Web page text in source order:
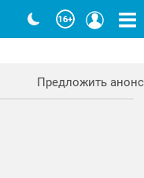
Предложить анонс